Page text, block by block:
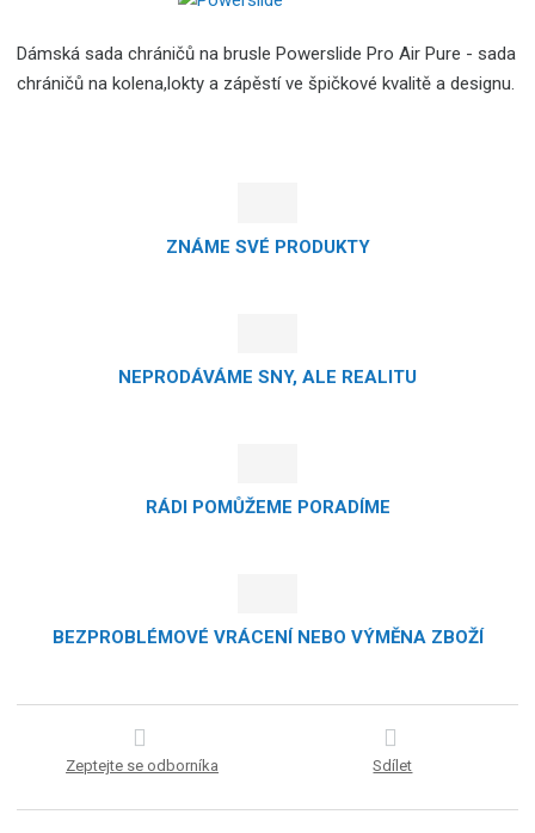
Dámská sada chráničů na brusle Powerslide Pro Air Pure - sada
chráničů na kolena,lokty a zápěstí ve špičkové kvalitě a designu.
ZNÁME SVÉ PRODUKTY
NEPRODÁVÁME SNY, ALE REALITU
RÁDI POMŮŽEME PORADÍME
BEZPROBLÉMOVÉ VRÁCENÍ NEBO VÝMĚNA ZBOŽÍ
Zeptejte se odborníka Sdílet